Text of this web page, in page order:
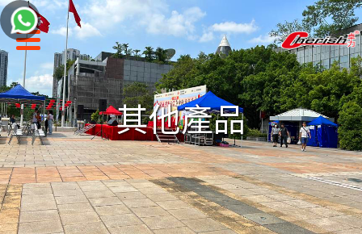
其他產品
聯絡我們